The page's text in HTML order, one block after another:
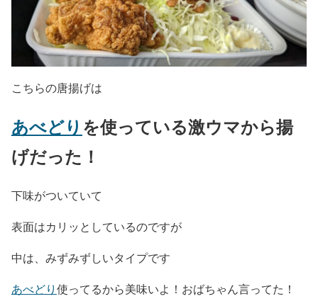
こちらの唐揚げは
あべどり を使っている激ウマから揚
げだった！
下味がついていて
表面はカリッとしているのですが
中は、みずみずしいタイプです
あべどり使ってるから美味いよ！おばちゃん言ってた！